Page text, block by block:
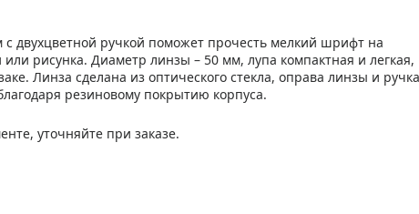
с двухцветной ручкой поможет прочесть мелкий шрифт на
или рисунка. Диаметр линзы – 50 мм, лупа компактная и легкая,
Линза сделана из оптического стекла, оправа линзы и
резиновому покрытию корпуса.
уточняйте при заказе.